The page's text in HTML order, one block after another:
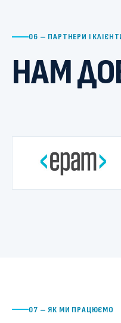
06 — ПАРТНЕРИ І
НАМ
07 — ЯК МИ ПРАЦЮЄМО